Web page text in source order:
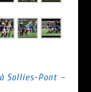
Sollies-Pont –